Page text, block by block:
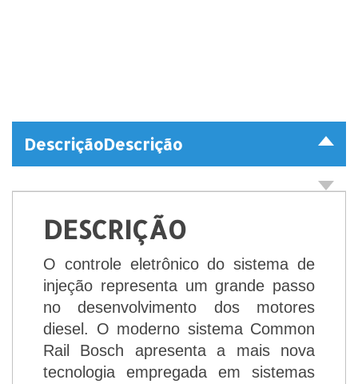
DescriçãoDescrição
DESCRIÇÃO
O controle eletrônico do sistema de
injeção representa um grande passo
no desenvolvimento dos motores
diesel. O moderno sistema Common
Rail Bosch apresenta a mais nova
tecnologia empregada em sistemas